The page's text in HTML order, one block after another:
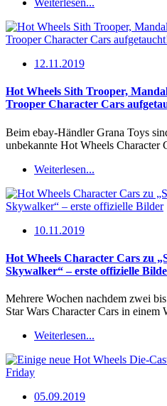
Weiterlesen...
12.11.2019
Hot Wheels Sith Trooper,
Trooper Character Cars
Beim ebay-Händler Grana Toys
unbekannte Hot Wheels Character
Weiterlesen...
10.11.2019
Hot Wheels Character Cars zu
Skywalker“ – erste offizielle
Mehrere Wochen nachdem zwei
Star Wars Character Cars in
Weiterlesen...
05.09.2019